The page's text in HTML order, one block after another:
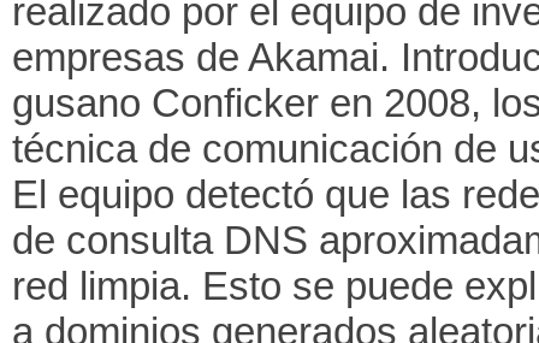
realizado por el equipo de
empresas de Akamai.
gusano Conficker en 2008,
técnica de comunicación de
El equipo detectó que las
de consulta DNS
red limpia. Esto se puede
a dominios generados